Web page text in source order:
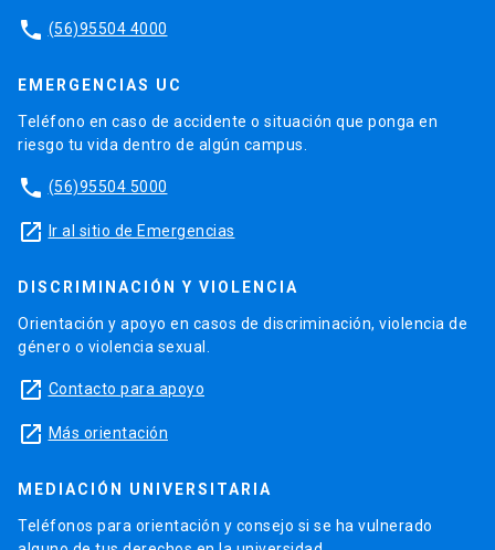
phone (56)95504 4000
EMERGENCIAS UC
Teléfono en caso de accidente o situación que ponga en
riesgo tu vida dentro de algún campus.
phone (56)95504 5000
launch Ir al sitio de Emergencias
DISCRIMINACIÓN Y VIOLENCIA
Orientación y apoyo en casos de discriminación, violencia de
género o violencia sexual.
launch Contacto para apoyo
launch Más orientación
MEDIACIÓN UNIVERSITARIA
Teléfonos para orientación y consejo si se ha vulnerado